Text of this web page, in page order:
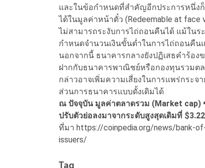
และในข้อกำหนดที่สำคัญอีกประการหนึ่ง
ได้ในมูลค่าหน้าตั๋ว (Redeemable at face
ไม่สามารถระงับการไถ่ถอนคืนได้ แม้ในร
กำหนดจำนวนเงินขั้นต่ำในการไถ่ถอนคืน
นอกจากนี้ ธนาคารกลางยังปฏิเสธคำร้อง
ฝากกับธนาคารพาณิชย์หรือกองทุนรวมตล
กล่าวอาจเพิ่มความเสี่ยงในการแพร่กระจ
ส่วนการธนาคารแบบดั้งเดิมได้
ณ ปัจจุบัน มูลค่าตลาดรวม (Market cap)
ปรับตัวย่อลงมาจากระดับสูงสุดเดิมที่ $3.22
ที่มา https://coinpedia.org/news/bank-
issuers/